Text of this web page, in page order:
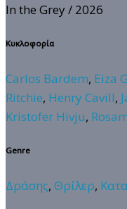
In the Grey/ 2026
Κυκλοφορία
Carlos Bardem, Eiza
Ritchie, Henry Cavill,
Kristofer Hivju,
Genre
Δράσης, Θρίλερ,